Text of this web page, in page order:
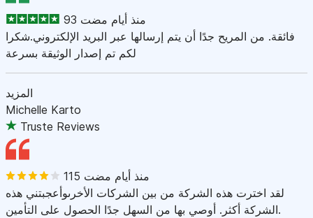
93 منذ أيام مضت
فائقة. من المريح جدًا أن يتم إرسالها عبر البريد الإلكتروني.شكرا
لكم تم إصدار الوثيقة بسرعة
المزيد
Michelle Karto
Truste Reviews
115 منذ أيام مضت
لقد اخترت هذه الشركة من بين الشركات الأخرىوأعجبتني هذه
الشركة أكثر. أوصي بها من السهل جدًا الحصول على التأمين.